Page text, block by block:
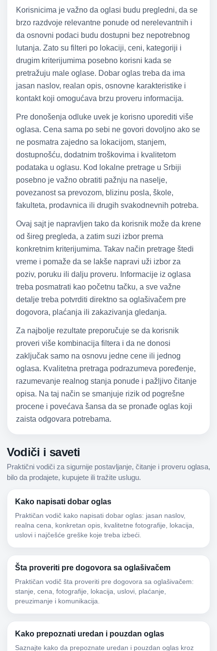
Korisnicima je važno da oglasi budu pregledni, da se
brzo razdvoje relevantne ponude od nerelevantnih i
da osnovni podaci budu dostupni bez nepotrebnog
lutanja. Zato su filteri po lokaciji, ceni, kategoriji i
drugim kriterijumima posebno korisni kada se
pretražuju male oglase. Dobar oglas treba da ima
jasan naslov, realan opis, osnovne karakteristike i
kontakt koji omogućava brzu proveru informacija.
Pre donošenja odluke uvek je korisno uporediti više
oglasa. Cena sama po sebi ne govori dovoljno ako se
ne posmatra zajedno sa lokacijom, stanjem,
dostupnošću, dodatnim troškovima i kvalitetom
podataka u oglasu. Kod lokalne pretrage u Srbiji
posebno je važno obratiti pažnju na naselje,
povezanost sa prevozom, blizinu posla, škole,
fakulteta, prodavnica ili drugih svakodnevnih potreba.
Ovaj sajt je napravljen tako da korisnik može da krene
od šireg pregleda, a zatim suzi izbor prema
konkretnim kriterijumima. Takav način pretrage štedi
vreme i pomaže da se lakše napravi uži izbor za
poziv, poruku ili dalju proveru. Informacije iz oglasa
treba posmatrati kao početnu tačku, a sve važne
detalje treba potvrditi direktno sa oglašivačem pre
dogovora, plaćanja ili zakazivanja gledanja.
Za najbolje rezultate preporučuje se da korisnik
proveri više kombinacija filtera i da ne donosi
zaključak samo na osnovu jedne cene ili jednog
oglasa. Kvalitetna pretraga podrazumeva poređenje,
razumevanje realnog stanja ponude i pažljivo čitanje
opisa. Na taj način se smanjuje rizik od pogrešne
procene i povećava šansa da se pronađe oglas koji
zaista odgovara potrebama.
Vodiči i saveti
Praktični vodiči za sigurnije postavljanje, čitanje i proveru oglasa,
bilo da prodajete, kupujete ili tražite uslugu.
Kako napisati dobar oglas
Praktičan vodič kako napisati dobar oglas: jasan naslov,
realna cena, konkretan opis, kvalitetne fotografije, lokacija,
uslovi i najčešće greške koje treba izbeći.
Šta proveriti pre dogovora sa oglašivačem
Praktičan vodič šta proveriti pre dogovora sa oglašivačem:
stanje, cena, fotografije, lokacija, uslovi, plaćanje,
preuzimanje i komunikacija.
Kako prepoznati uredan i pouzdan oglas
Saznajte kako da prepoznate uredan i pouzdan oglas kroz